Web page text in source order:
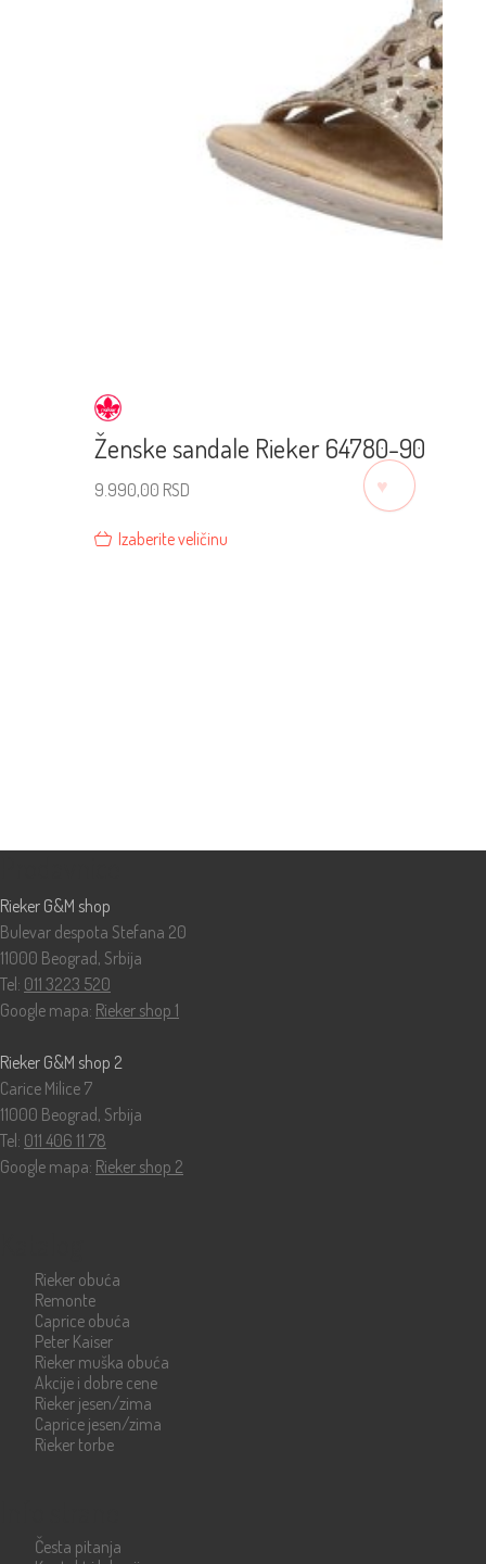
Ženske sandale Rieker 64780-90
9.990,00 RSD
Izaberite veličinu
Rieker G&M shop
Bulevar despota Stefana 20
11000 Beograd, Srbija
Tel: 011 3223 520
Google mapa: Rieker shop 1
Rieker G&M shop 2
Carice Milice 7
11000 Beograd, Srbija
Tel: 011 406 11 78
Google mapa: Rieker shop 2
Rieker obuća
Remonte
Caprice obuća
Peter Kaiser
Rieker muška obuća
Akcije i dobre cene
Rieker jesen/zima
Caprice jesen/zima
Rieker torbe
Česta pitanja